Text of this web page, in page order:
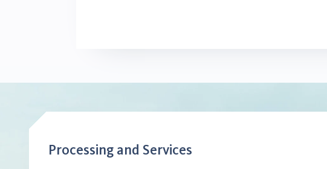
Processing and Services